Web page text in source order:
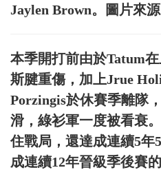
Jaylen Brown。圖片來
本季開打前由於Tatum
斯腱重傷，加上Jrue
Porzingis於休賽季離隊
滑，綠衫軍一度被看衰
住戰局，還達成連續5年
成連續12年晉級季後賽的